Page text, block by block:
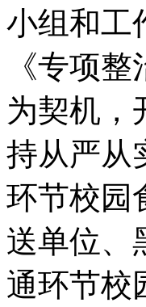
小组和工
《专项
为契机，
持从严从
环节校园
送单位、
通环节校